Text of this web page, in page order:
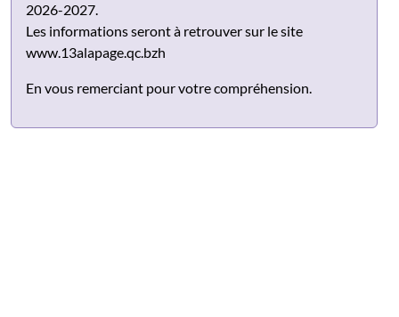
2026-2027.
Les informations seront à retrouver sur le site
www.13alapage.qc.bzh
En vous remerciant pour votre compréhension.